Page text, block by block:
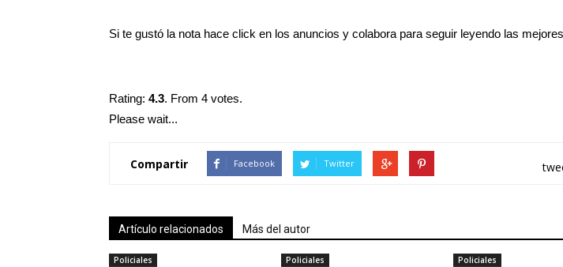
Si te gustó la nota hace click en los anuncios y colabora para seguir leyendo las
Rating: 4.3. From 4 votes.
Please wait...
Compartir Facebook Twitter
Artículo relacionados Más del autor
Policiales Policiales Policiales